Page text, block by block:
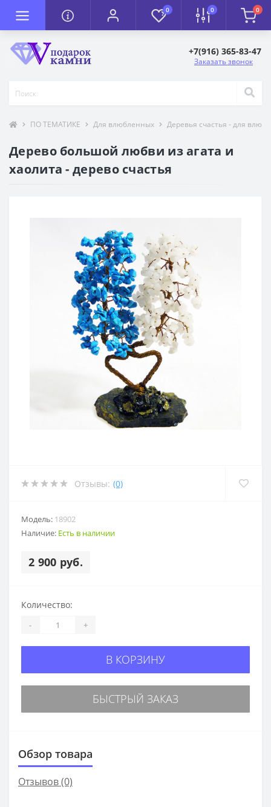
0 0 0
+7(916) 365-83-47
Заказать звонок
ПО ТЕМАТИКЕ Для влюбленных Деревья счастья - для
Дерево большой любви из агата и
хаолита - дерево счастья
Отзывы: (0)
Модель: 18902
Наличие: Есть в наличии
2 900 руб.
Количество:
- +
В КОРЗИНУ
БЫСТРЫЙ ЗАКАЗ
Обзор товара
Отзывов (0)